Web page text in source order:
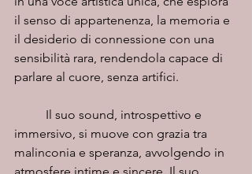
il senso di appartenenza, la memoria e
il desiderio di connessione con una
sensibilità rara, rendendola capace di
parlare al cuore, senza artifici.
immersivo, si muove con grazia tra
malinconia e speranza, avvolgendo in